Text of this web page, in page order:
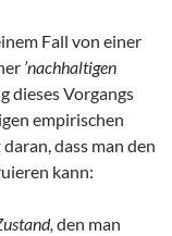
Fall von einer
’nachhaltigen
dieses Vorgangs
empirischen
dass man den
kann:
den man